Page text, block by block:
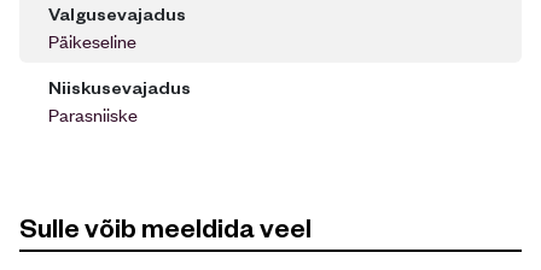
Valgusevajadus
Päikeseline
Niiskusevajadus
Parasniiske
Sulle võib meeldida veel